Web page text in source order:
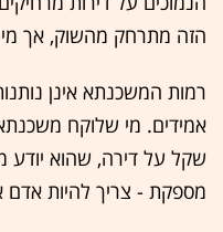
הזה מתרחק מהשוק, אך
רמות המשכנתא אינן
שקל על דירה, שהוא
מספקת - צריך להיות אדם